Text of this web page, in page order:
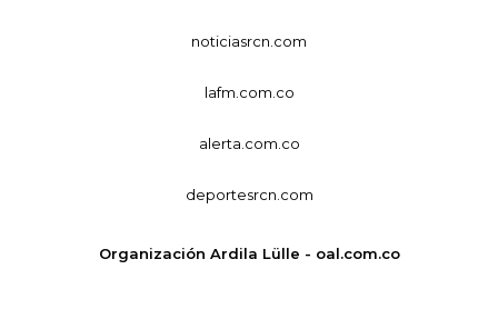
noticiasrcn.com
lafm.com.co
alerta.com.co
deportesrcn.com
Organización Ardila Lülle - oal.com.co